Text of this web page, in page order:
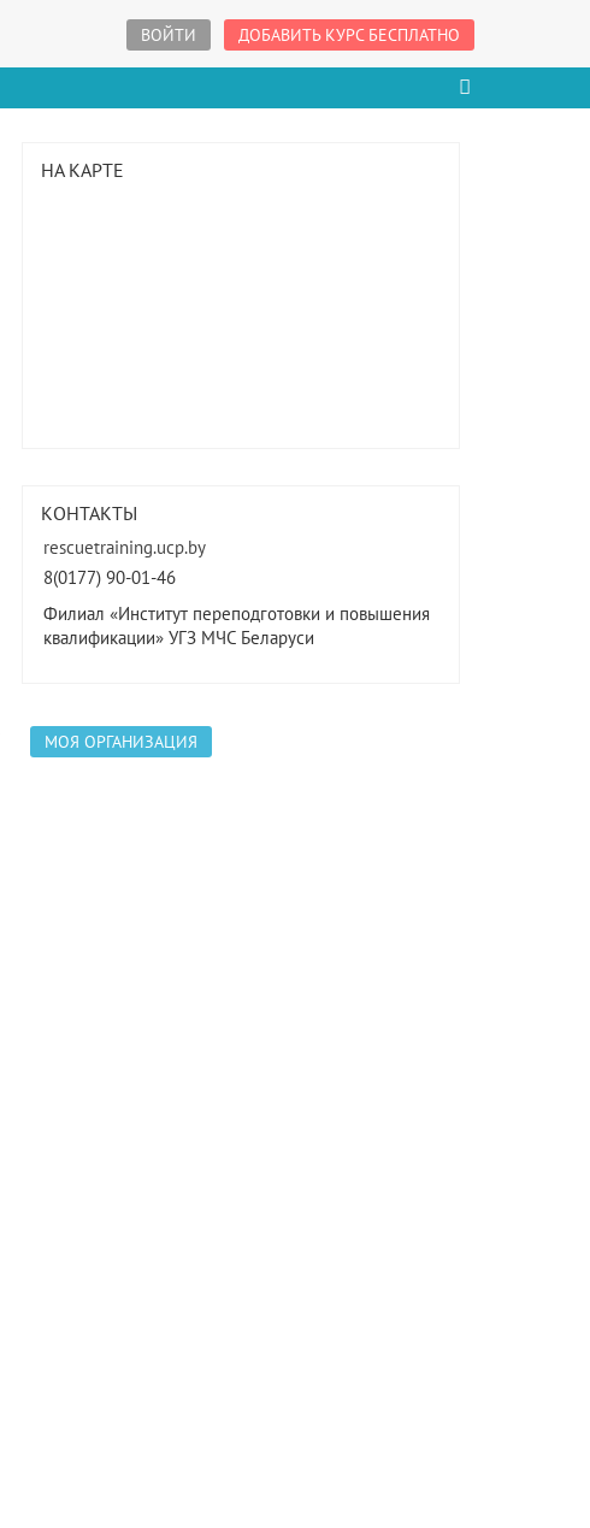
ВОЙТИ ДОБАВИТЬ КУРС БЕСПЛАТНО
НА КАРТЕ
КОНТАКТЫ
rescuetraining.ucp.by
8(0177) 90-01-46
Филиал «Институт переподготовки и повышения
квалификации» УГЗ МЧС Беларуси
МОЯ ОРГАНИЗАЦИЯ